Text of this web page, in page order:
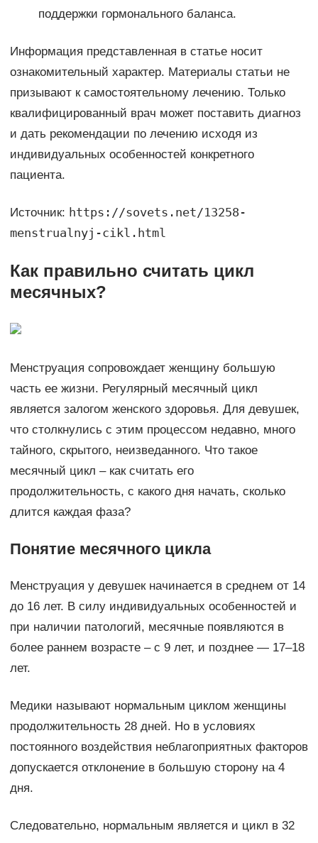
поддержки гормонального баланса.
Информация представленная в статье носит
ознакомительный характер. Материалы статьи не
призывают к самостоятельному лечению. Только
квалифицированный врач может поставить диагноз
и дать рекомендации по лечению исходя из
индивидуальных особенностей конкретного
пациента.
Источник: https://sovets.net/13258-
menstrualnyj-cikl.html
Как правильно считать цикл
месячных?
Менструация сопровождает женщину большую
часть ее жизни. Регулярный месячный цикл
является залогом женского здоровья. Для девушек,
что столкнулись с этим процессом недавно, много
тайного, скрытого, неизведанного. Что такое
месячный цикл – как считать его
продолжительность, с какого дня начать, сколько
длится каждая фаза?
Понятие месячного цикла
Менструация у девушек начинается в среднем от 14
до 16 лет. В силу индивидуальных особенностей и
при наличии патологий, месячные появляются в
более раннем возрасте – с 9 лет, и позднее — 17–18
лет.
Медики называют нормальным циклом женщины
продолжительность 28 дней. Но в условиях
постоянного воздействия неблагоприятных факторов
допускается отклонение в большую сторону на 4
дня.
Следовательно, нормальным является и цикл в 32